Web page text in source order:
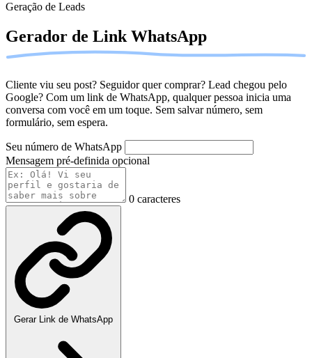
Geração de Leads
Gerador de Link WhatsApp
Cliente viu seu post? Seguidor quer comprar? Lead chegou pelo
Google? Com um link de WhatsApp, qualquer pessoa inicia uma
conversa com você em um toque. Sem salvar número, sem
formulário, sem espera.
Seu número de WhatsApp
Mensagem pré-definida opcional
0 caracteres